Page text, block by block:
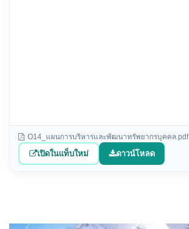
O14_แผนการบริหารและพัฒนาทรัพยากรบุคคล.pdf
เปิดในแท็บใหม่ ดาวน์โหลด